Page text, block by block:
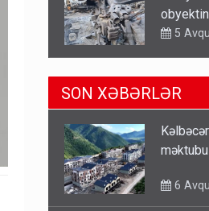
İSTİLƏR
4
ŞOK!
qaçdı
gedə
SON XƏBƏRLƏR
6